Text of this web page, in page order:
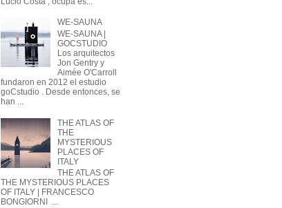
WE-SAUNA
WE-SAUNA |
GOCSTUDIO
Los arquitectos
Jon Gentry y
Aimée O'Carroll
fundaron en 2012 el estudio
goCstudio . Desde entonces, se
han ...
THE ATLAS OF
THE
MYSTERIOUS
PLACES OF
ITALY
THE ATLAS OF
THE MYSTERIOUS PLACES
OF ITALY | FRANCESCO
BONGIORNI ...